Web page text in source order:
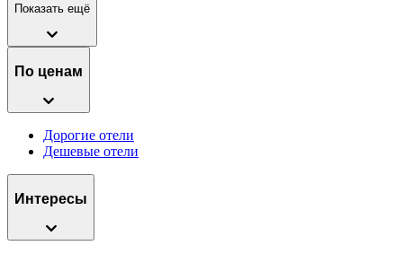
Показать ещё
По ценам
Дорогие отели
Дешевые отели
Интересы